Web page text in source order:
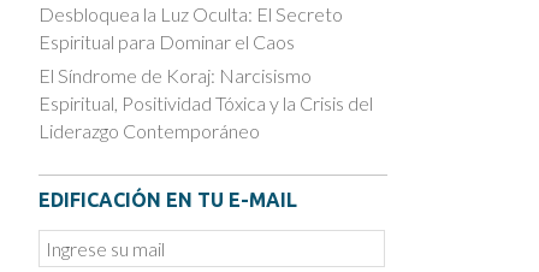
Desbloquea la Luz Oculta: El Secreto
Espiritual para Dominar el Caos
El Síndrome de Koraj: Narcisismo
Espiritual, Positividad Tóxica y la Crisis del
Liderazgo Contemporáneo
EDIFICACIÓN EN TU E-MAIL
Email